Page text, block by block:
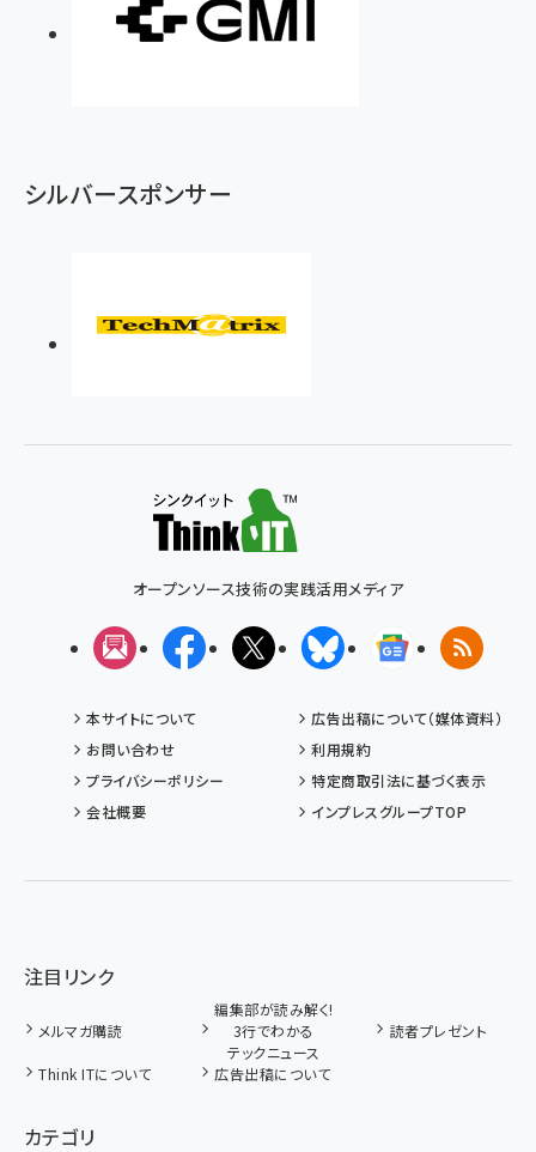
シルバースポンサー
オープンソース技術の実践活用メディア
メルマガFacebookX(エックス)BlueskyGoogleニュ
RSS
本サイトについて
広告出稿について（媒体資料）
お問い合わせ
利用規約
プライバシーポリシー
特定商取引法に基づく表示
会社概要
インプレスグループTOP
注目リンク
メルマガ購読
編集部が読み解く!
3行でわかる
テックニュース
読者プレゼント
Think ITについて 広告出稿について
カテゴリ